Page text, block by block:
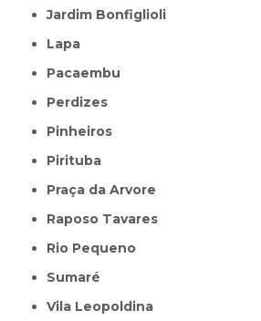
Jardim Bonfiglioli
Lapa
Pacaembu
Perdizes
Pinheiros
Pirituba
Praça da Arvore
Raposo Tavares
Rio Pequeno
Sumaré
Vila Leopoldina